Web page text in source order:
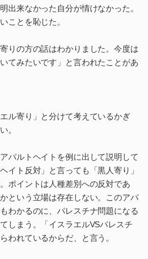
出来なかった自分が情けなかった。
ことを恥じた。
りの方の話はわかりました。今度は
てみたいです」と言われたことがあ
ル寄り」と分けて考えているかぎ
。
パルトヘイトを例に出して説明して
イト反対」と言っても「黒人寄り」
ポイントは人種差別への反対であ
という立場は存在しない。このアパ
わかるのに、パレスチナ問題になる
しまう。「イスラエルVSパレスチ
われているからだ、と言う。